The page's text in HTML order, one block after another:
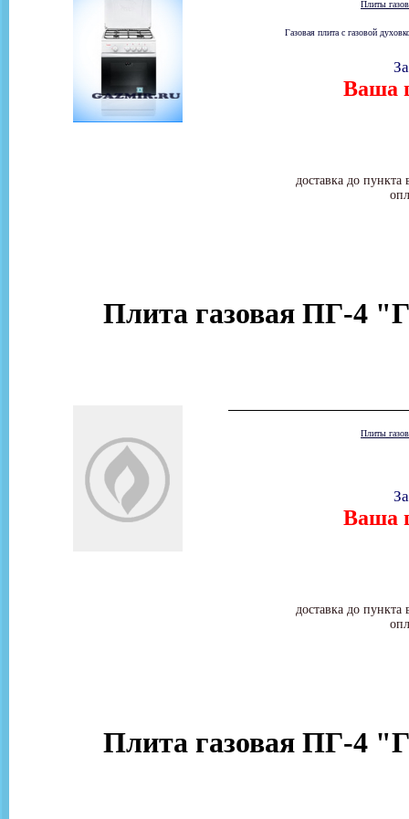
Плиты
Газовая плита с газовой
Ваша
доставка до
Плита газовая ПГ-4
Плиты
Ваша
доставка до
Плита газовая ПГ-4